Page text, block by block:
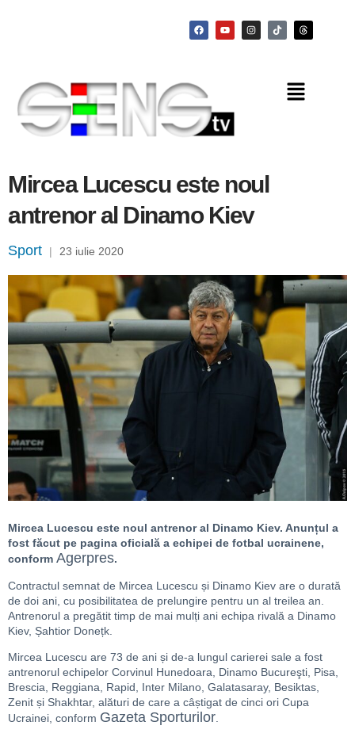
Mircea Lucescu este noul
antrenor al Dinamo Kiev
Sport | 23 iulie 2020
Mircea Lucescu este noul antrenor al Dinamo Kiev. Anunțul a
fost făcut pe pagina oficială a echipei de fotbal ucrainene,
conform Agerpres.
Contractul semnat de Mircea Lucescu și Dinamo Kiev are o durată
de doi ani, cu posibilitatea de prelungire pentru un al treilea an.
Antrenorul a pregătit timp de mai mulți ani echipa rivală a Dinamo
Kiev, Șahtior Donețk.
Mircea Lucescu are 73 de ani și de-a lungul carierei sale a fost
antrenorul echipelor Corvinul Hunedoara, Dinamo Bucureşti, Pisa,
Brescia, Reggiana, Rapid, Inter Milano, Galatasaray, Besiktas,
Zenit și Shakhtar, alături de care a câștigat de cinci ori Cupa
Ucrainei, conform Gazeta Sporturilor